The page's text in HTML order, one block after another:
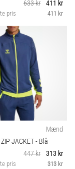
633 kr
411 kr
pris 411 kr
Mænd
ZIP JACKET- Blå
447 kr
313 kr
pris 313 kr